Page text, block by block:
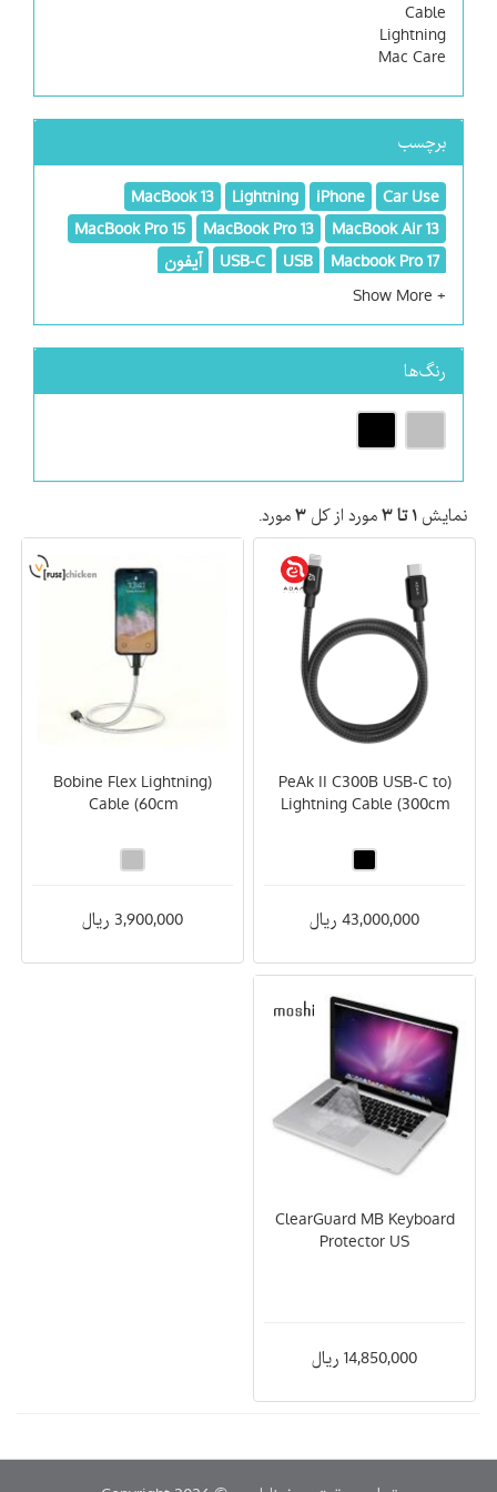
Cable
Lightning
Mac Care
برچسب
Car Use
iPhone
Lightning
MacBook 13
MacBook Air 13
MacBook Pro 13
MacBook Pro 15
Macbook Pro 17
USB
USB-C
آیفون
محافظ مک بوک
هدیه
کابل کابل و آداپتور
کابل و گجت
کیبورد و ماوس و قلم
رنگ‌ها
نمایش ۱ تا ۳ مورد از کل ۳ مورد.
(PeAk II C300B USB-C to
Lightning Cable (300cm
43,000,000 ریال
(Bobine Flex Lightning
Cable (60cm
3,900,000 ریال
ClearGuard MB Keyboard
Protector US
14,850,000 ریال